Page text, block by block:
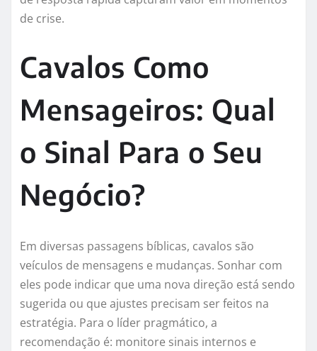
de crise.
Cavalos Como
Mensageiros: Qual
o Sinal Para o Seu
Negócio?
Em diversas passagens bíblicas, cavalos são
veículos de mensagens e mudanças. Sonhar com
eles pode indicar que uma nova direção está sendo
sugerida ou que ajustes precisam ser feitos na
estratégia. Para o líder pragmático, a
recomendação é: monitore sinais internos e